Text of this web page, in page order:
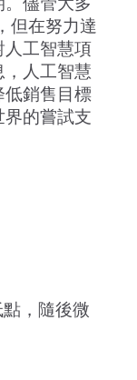
但在努力達
工智慧項
人工智慧
銷售目標
的嘗試支
，隨後微